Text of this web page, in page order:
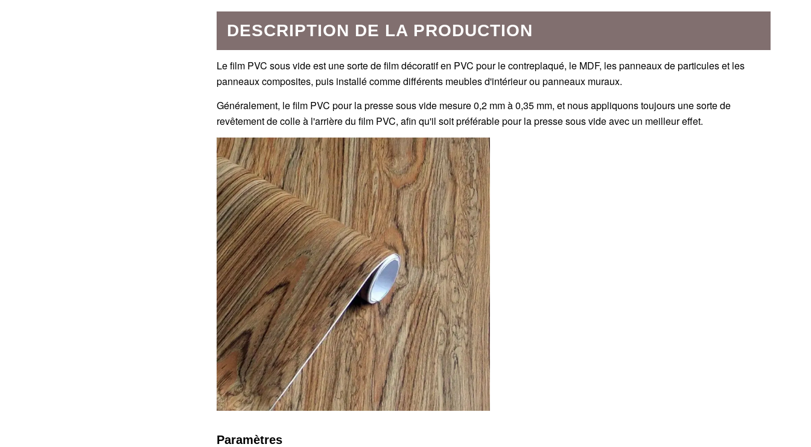
DESCRIPTION DE LA PRODUCTION
Le film PVC sous vide est une sorte de film décoratif en PVC pour le contreplaqué, le MDF, les panneaux de particules et les
panneaux composites, puis installé comme différents meubles d'intérieur ou panneaux muraux.
Généralement, le film PVC pour la presse sous vide mesure 0,2 mm à 0,35 mm, et nous appliquons toujours une sorte de
revêtement de colle à l'arrière du film PVC, afin qu'il soit préférable pour la presse sous vide avec un meilleur effet.
Paramètres